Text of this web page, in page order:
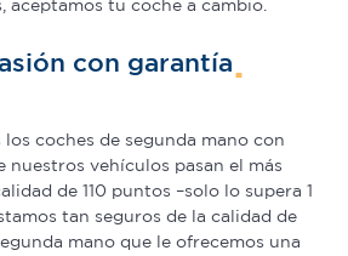
aceptamos tu coche a cambio.
con garantía
los coches de segunda mano con
nuestros vehículos pasan el más
de 110 puntos –solo lo supera 1
tan seguros de la calidad de
mano que le ofrecemos una